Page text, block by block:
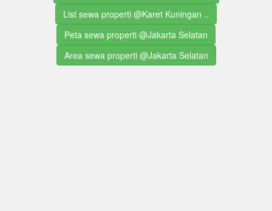
List sewa properti @Karet Kuningan ..
Peta sewa properti @Jakarta Selatan
Area sewa properti @Jakarta Selatan